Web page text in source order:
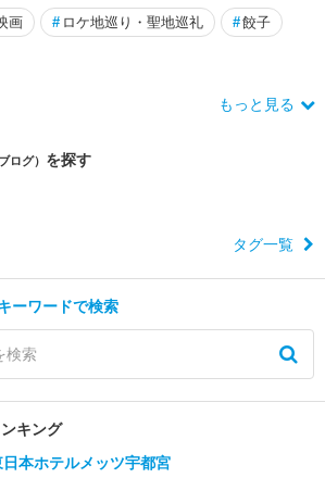
画 # ロケ地巡り・聖地巡礼 #餃子
もっと見る
ログ） を探す
タグ一覧
ーワードで検索
キング
本ホテルメッツ宇都宮